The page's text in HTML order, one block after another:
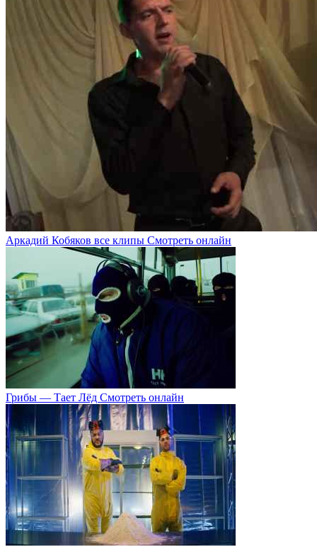
Аркадий Кобяков все клипы Смотреть онлайн
Грибы — Тает Лёд Смотреть онлайн